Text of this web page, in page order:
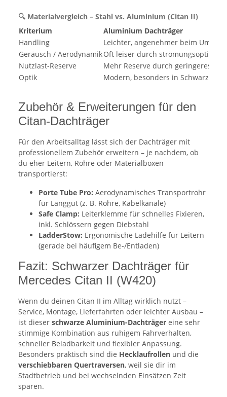
🔍 Materialvergleich – Stahl vs. Aluminium (Citan II)
Kriterium
Aluminium Dachträger
Handling
Leichter, angenehmer beim
Geräusch / AerodynamikOft leiser durch
Nutzlast-Reserve
Mehr Reserve durch geringeres
Optik
Modern, besonders in Schwarz
Zubehör & Erweiterungen für den
Citan-Dachträger
Für den Arbeitsalltag lässt sich der Dachträger mit
professionellem Zubehör erweitern – je nachdem, ob
du eher Leitern, Rohre oder Materialboxen
transportierst:
Porte Tube Pro: Aerodynamisches Transportrohr
für Langgut (z. B. Rohre, Kabelkanäle)
Safe Clamp: Leiterklemme für schnelles Fixieren,
inkl. Schlössern gegen Diebstahl
LadderStow: Ergonomische Ladehilfe für Leitern
(gerade bei häufigem Be-/Entladen)
Fazit: Schwarzer Dachträger für
Mercedes Citan II (W420)
Wenn du deinen Citan II im Alltag wirklich nutzt –
Service, Montage, Lieferfahrten oder leichter Ausbau –
ist dieser schwarze Aluminium-Dachträger eine sehr
stimmige Kombination aus ruhigem Fahrverhalten,
schneller Beladbarkeit und flexibler Anpassung.
Besonders praktisch sind die Hecklaufrollen und die
verschiebbaren Quertraversen, weil sie dir im
Stadtbetrieb und bei wechselnden Einsätzen Zeit
sparen.